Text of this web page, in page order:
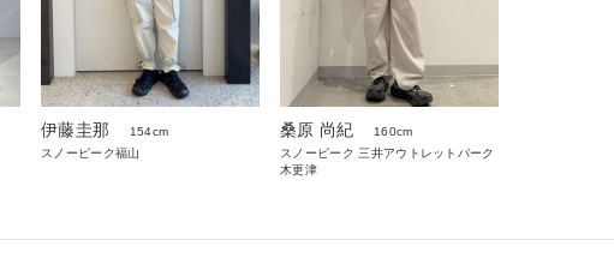
伊藤圭那
154cm
スノーピーク福山
桑原 尚紀
160cm
スノーピーク 三井アウトレットパーク
木更津